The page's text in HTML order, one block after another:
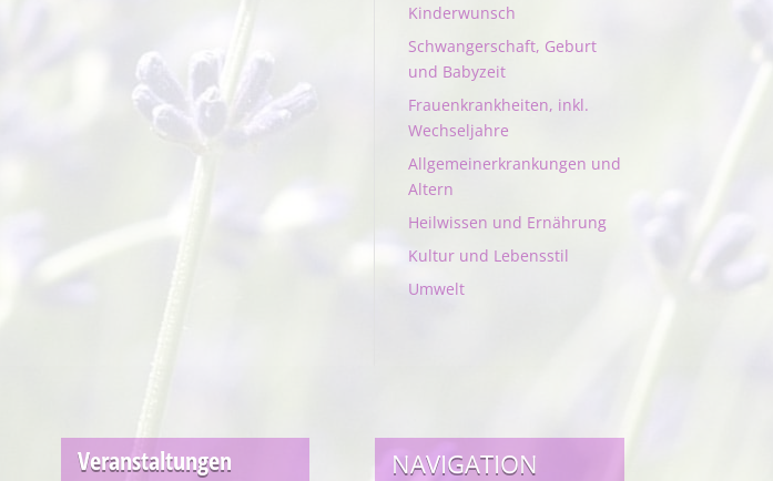
Kinderwunsch
Schwangerschaft, Geburt
und Babyzeit
Frauenkrankheiten, inkl.
Wechseljahre
Allgemeinerkrankungen und
Altern
Heilwissen und Ernährung
Kultur und Lebensstil
Umwelt
Veranstaltungen NAVIGATION